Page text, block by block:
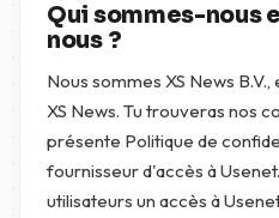
Qui sommes-nous
nous ?
Nous sommes XS News
XS News. Tu trouveras nos
présente Politique de
fournisseur d'accès à
utilisateurs un accès à